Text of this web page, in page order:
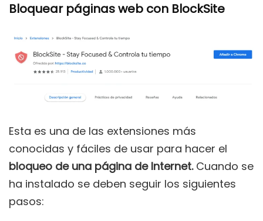
Bloquear páginas web con BlockSite
Esta es una de las extensiones más
conocidas y fáciles de usar para hacer el
bloqueo de una página de Internet. Cuando se
ha instalado se deben seguir los siguientes
pasos: